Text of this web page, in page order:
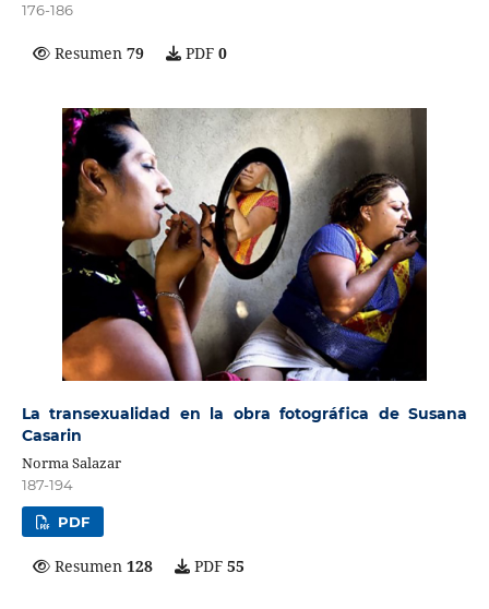
176-186
Resumen 79 PDF 0
La transexualidad en la obra fotográfica de Susana
Casarin
Norma Salazar
187-194
PDF
Resumen 128 PDF 55